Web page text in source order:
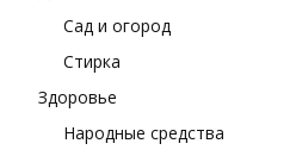
Сад и огород
Стирка
Здоровье
Народные средства